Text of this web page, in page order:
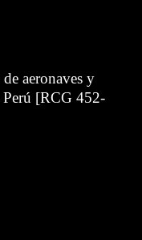
aeronaves y
[RCG 452-